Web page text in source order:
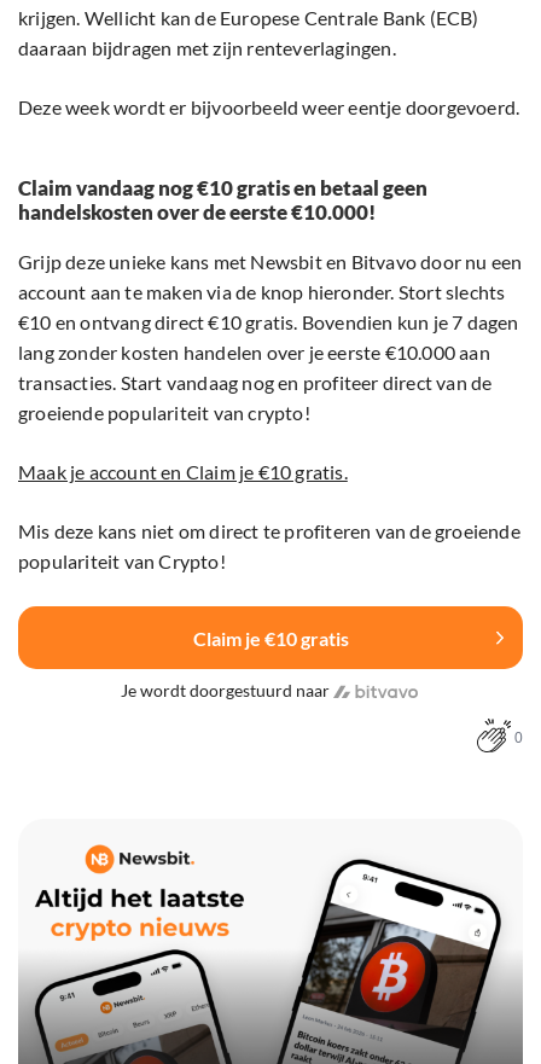
krijgen. Wellicht kan de Europese Centrale Bank (ECB)
daaraan bijdragen met zijn renteverlagingen.
Deze week wordt er bijvoorbeeld weer eentje doorgevoerd.
Claim vandaag nog €10 gratis en betaal geen
handelskosten over de eerste €10.000!
Grijp deze unieke kans met Newsbit en Bitvavo door nu een
account aan te maken via de knop hieronder. Stort slechts
€10 en ontvang direct €10 gratis. Bovendien kun je 7 dagen
lang zonder kosten handelen over je eerste €10.000 aan
transacties. Start vandaag nog en profiteer direct van de
groeiende populariteit van crypto!
Maak je account en Claim je €10 gratis.
Mis deze kans niet om direct te profiteren van de groeiende
populariteit van Crypto!
Claim je €10 gratis
Je wordt doorgestuurd naar
0